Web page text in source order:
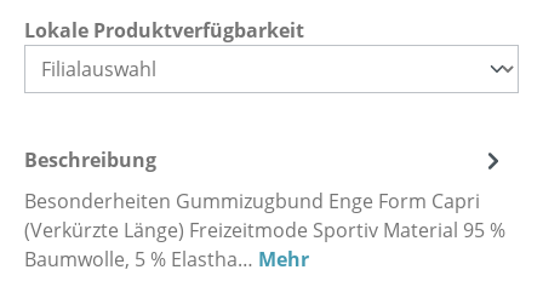
Lokale Produktverfügbarkeit
Beschreibung
Besonderheiten Gummizugbund Enge Form Capri
(Verkürzte Länge) Freizeitmode Sportiv Material 95 %
Baumwolle, 5 % Elastha… Mehr